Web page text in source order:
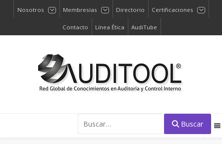
Nosotros Membresías Directorio Certificaciones
Contacto Línea Ética AudiTube
Buscar